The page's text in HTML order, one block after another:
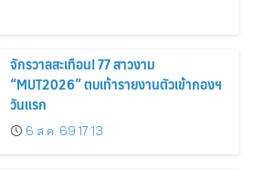
จักรวาลสะเทือน! 77 สาวงาม
“MUT2026” ตบเท้ารายงานตัวเข้ากองฯ
วันแรก
6 ส.ค. 69 17:13